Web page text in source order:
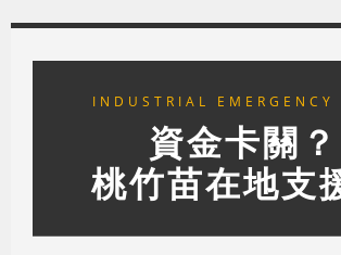
INDUSTRIAL EMERGENCY
資金卡關？
桃竹苗在地支